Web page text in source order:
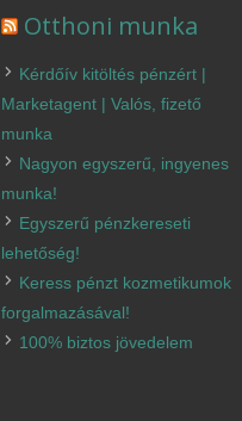
Otthoni munka
Kérdőív kitöltés pénzért |
Marketagent | Valós, fizető
munka
Nagyon egyszerű, ingyenes
munka!
Egyszerű pénzkereseti
lehetőség!
Keress pénzt kozmetikumok
forgalmazásával!
100% biztos jövedelem